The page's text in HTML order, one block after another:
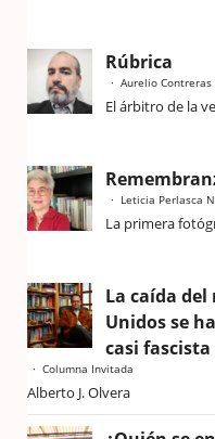
Rúbrica
Aurelio
El árbitro de la
Leticia Perlasca
La primera
La caída
Unidos se
casi fascista
Columna Invitada
Alberto J. Olvera